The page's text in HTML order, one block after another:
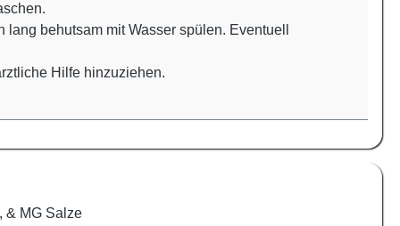
behutsam mit Wasser spülen. Eventuell
Hilfe hinzuziehen.
& MG Salze